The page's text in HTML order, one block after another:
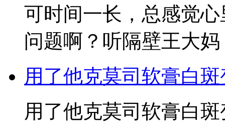
可时间一长，总感觉
问题啊？听隔壁王大妈
用了他克莫司软膏白
用了他克莫司软膏白